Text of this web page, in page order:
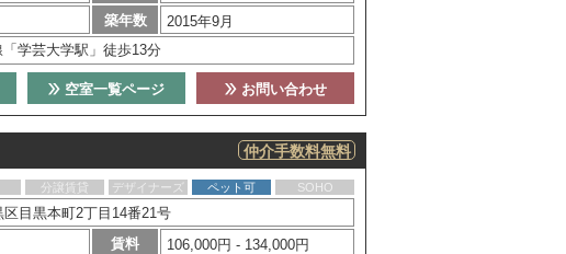
築年数
2015年9月
学芸大学駅」徒歩13分
お問い合わせ
空室一覧ページ
仲介手数料無料
分譲賃貸 デザイナーズ ペット可 SOHO
区目黒本町2丁目14番21号
賃料
106,000円 - 134,000円